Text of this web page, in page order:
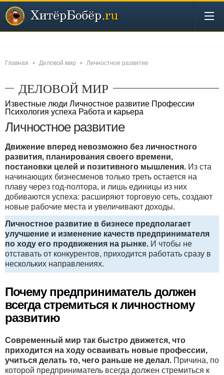
Главная Деловой мир Личностное развитие
ДЕЛОВОЙ МИР
Известные люди Личностное развитие Профессии
Психология успеха Работа и карьера
Личностное развитие
Движение вперед невозможно без личностного
развития, планирования своего времени,
постановки целей и позитивного мышления. Из ста
начинающих бизнесменов только треть остается на
плаву через год-полтора, и лишь единицы из них
добиваются успеха: расширяют торговую сеть, создают
новые рабочие места и увеличивают доходы.
Личностное развитие в бизнесе предполагает
улучшение и изменение качеств предпринимателя
по ходу его продвижения на рынке. И чтобы не
отставать от конкурентов, приходится работать сразу в
нескольких направлениях.
Почему предприниматель должен
всегда стремиться к личностному
развитию
Современный мир так быстро движется, что
приходится на ходу осваивать новые профессии,
учиться делать то, чего раньше не делал. Причина, по
которой предприниматель всегда должен стремиться к